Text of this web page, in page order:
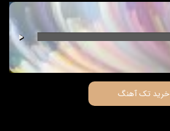
00:00/00:00
خرید تک آهنگ